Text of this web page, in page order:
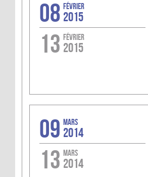
08 FÉVRIER
2015
13 FÉVRIER
2015
09 MARS
2014
13 MARS
2014